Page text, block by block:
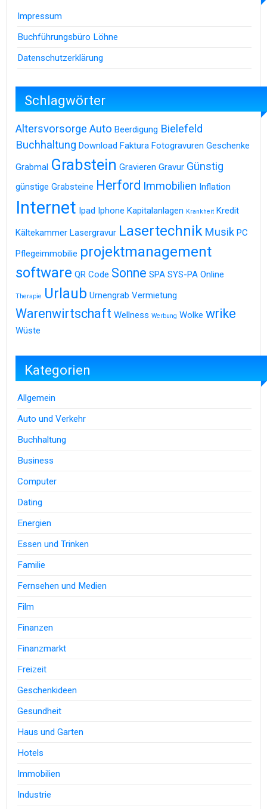
Impressum
Buchführungsbüro Löhne
Datenschutzerklärung
Schlagwörter
Altersvorsorge Auto Beerdigung Bielefeld
Buchhaltung Download Faktura Fotogravuren Geschenke
Grabmal Grabstein Gravieren Gravur Günstig
günstige Grabsteine Herford Immobilien Inflation
Internet Ipad Iphone Kapitalanlagen Krankheit Kredit
Kältekammer Lasergravur Lasertechnik Musik PC
Pflegeimmobilie projektmanagement
software QR Code Sonne SPA SYS-PA Online
Therapie Urlaub Urnengrab Vermietung
Warenwirtschaft Wellness Werbung Wolke wrike
Wüste
Kategorien
Allgemein
Auto und Verkehr
Buchhaltung
Business
Computer
Dating
Energien
Essen und Trinken
Familie
Fernsehen und Medien
Film
Finanzen
Finanzmarkt
Freizeit
Geschenkideen
Gesundheit
Haus und Garten
Hotels
Immobilien
Industrie